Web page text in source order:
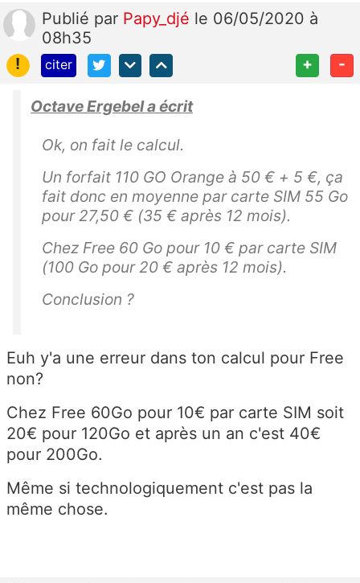
Publié par Papy_djé le 06/05/2020 à
08h35
!
citer + -
Octave Ergebel a écrit
Ok, on fait le calcul.
Un forfait 110 GO Orange à 50 € + 5 €, ça
fait donc en moyenne par carte SIM 55 Go
pour 27,50 € (35 € après 12 mois).
Chez Free 60 Go pour 10 € par carte SIM
(100 Go pour 20 € après 12 mois).
Conclusion ?
Euh y'a une erreur dans ton calcul pour Free
non?
Chez Free 60Go pour 10€ par carte SIM soit
20€ pour 120Go et après un an c'est 40€
pour 200Go.
Même si technologiquement c'est pas la
même chose.